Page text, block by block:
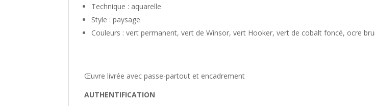
Technique : aquarelle
Style : paysage
Couleurs : vert permanent, vert de Winsor, vert Hooker, vert de cobalt foncé, ocre
Œuvre livrée avec passe-partout et encadrement
AUTHENTIFICATION